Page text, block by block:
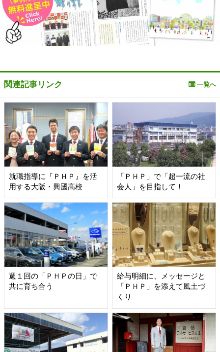
関連記事リンク 一覧へ
就職指導に『ＰＨＰ』を活
用する大阪・興國高校
「ＰＨＰ」で「超一流の社
会人」を目指して！
週１回の「ＰＨＰの日」で
共に育ち合う
給与明細に、メッセージと
「ＰＨＰ」を添えて風土づ
くり